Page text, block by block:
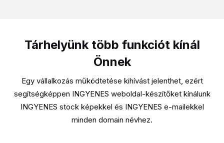
Tárhelyünk több funkciót kínál
Önnek
Egy vállalkozás működtetése kihívást jelenthet, ezért
segítségképpen INGYENES weboldal-készítőket kínálunk
INGYENES stock képekkel és INGYENES e-mailekkel
minden domain névhez.